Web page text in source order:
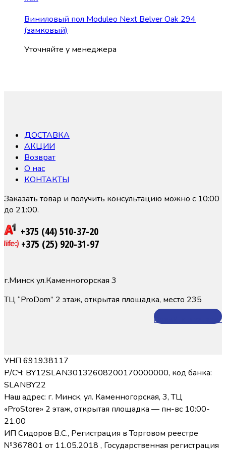
Виниловый пол Moduleo Next Belver Oak 294
(замковый)
Уточняйте у менеджера
ДОСТАВКА
АКЦИИ
Возврат
О нас
КОНТАКТЫ
Заказать товар и получить консультацию можно с 10:00
до 21:00.
+375 (44) 510-37-20
+375 (25) 920-31-97
г.Минск ул.Каменногорская 3
ТЦ “ProDom” 2 этаж, открытая площадка, место 235
Перейти в каталог
УНП 691938117
Р/СЧ: BY12SLAN30132608200170000000, код банка:
SLANBY22
Наш адрес: г. Минск, ул. Каменногорская, 3, ТЦ
«ProStore» 2 этаж, открытая площадка — пн-вс 10:00-
21.00
ИП Сидоров В.С., Регистрация в Торговом реестре
№367801 от 11.05.2018 , Государственная регистрация